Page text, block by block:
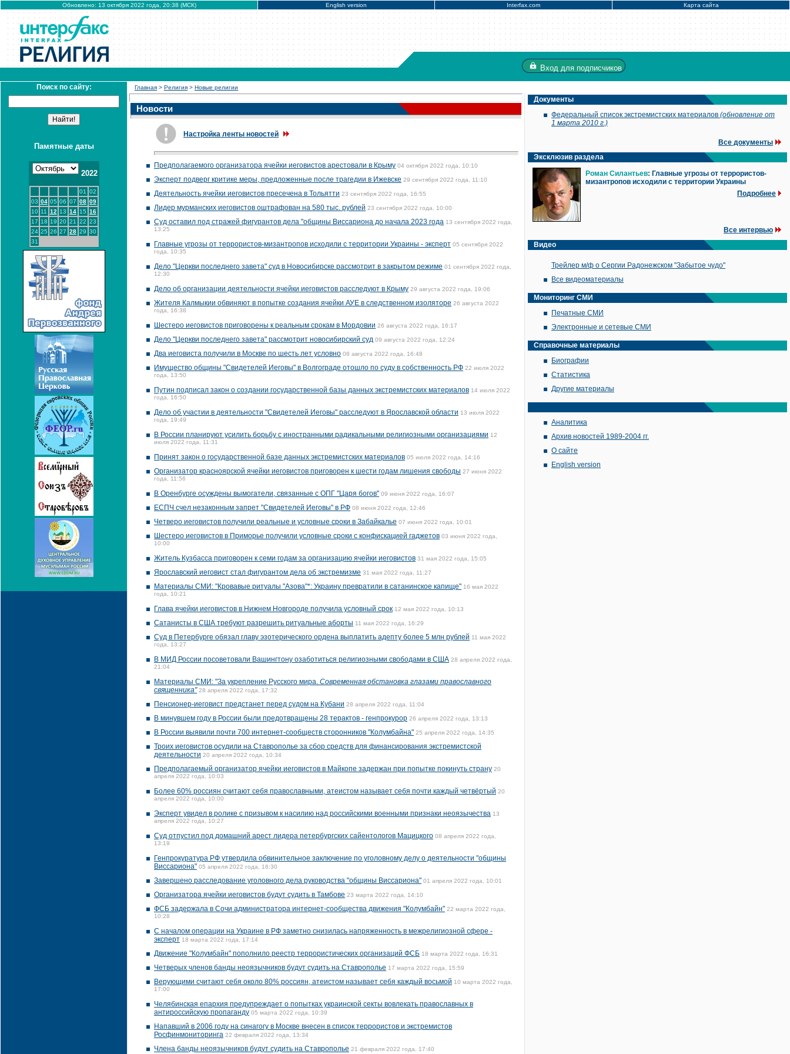
Обновлено: 13 октября 2022 года, 20:38 (МСК) English version Interfax.com Карта сайта
Вход для подписчиков
Поиск по сайту:
Памятные даты
2022
01
02
03 04 05 06 07 08 09
10 11 12 13 14 15 16
17 18 19 20 21 22 23
24 25 26 27 28 29 30
31
Главная > Религия > Новые религии
Новости
Настройка ленты новостей
Предполагаемого организатора ячейки иеговистов арестовали в Крыму 04 октября 2022 года, 10:10
Эксперт подверг критике меры, предложенные после трагедии в Ижевске 29 сентября 2022 года, 11:10
Деятельность ячейки иеговистов пресечена в Тольятти 23 сентября 2022 года, 16:55
Лидер мурманских иеговистов оштрафован на 580 тыс. рублей 23 сентября 2022 года, 10:00
Суд оставил под стражей фигурантов дела "общины Виссариона до начала 2023 года 13 сентября 2022 года,
13:25
Главные угрозы от террористов-мизантропов исходили с территории Украины - эксперт 05 сентября 2022
года, 10:35
Дело "Церкви последнего завета" суд в Новосибирске рассмотрит в закрытом режиме 01 сентября 2022 года,
12:30
Дело об организации деятельности ячейки иеговистов расследуют в Крыму 29 августа 2022 года, 19:06
Жителя Калмыкии обвиняют в попытке создания ячейки АУЕ в следственном изоляторе 26 августа 2022
года, 16:38
Шестеро иеговистов приговорены к реальным срокам в Мордовии 26 августа 2022 года, 16:17
Дело "Церкви последнего завета" рассмотрит новосибирский суд 09 августа 2022 года, 12:24
Два иеговиста получили в Москве по шесть лет условно 08 августа 2022 года, 16:48
Имущество общины "Свидетелей Иеговы" в Волгограде отошло по суду в собственность РФ 22 июля 2022
года, 13:50
Путин подписал закон о создании государственной базы данных экстремистских материалов 14 июля 2022
года, 16:50
Дело об участии в деятельности "Свидетелей Иеговы" расследуют в Ярославской области 13 июля 2022
года, 19:49
В России планируют усилить борьбу с иностранными радикальными религиозными организациями 12
июля 2022 года, 11:31
Принят закон о государственной базе данных экстремистских материалов 05 июля 2022 года, 14:16
Организатор красноярской ячейки иеговистов приговорен к шести годам лишения свободы 27 июня 2022
года, 11:56
В Оренбурге осуждены вымогатели, связанные с ОПГ "Царя богов" 09 июня 2022 года, 16:07
ЕСПЧ счел незаконным запрет "Свидетелей Иеговы" в РФ 08 июня 2022 года, 12:46
Четверо иеговистов получили реальные и условные сроки в Забайкалье 07 июня 2022 года, 10:01
Шестеро иеговистов в Приморье получили условные сроки с конфискацией гаджетов 03 июня 2022 года,
10:00
Житель Кузбасса приговорен к семи годам за организацию ячейки иеговистов 31 мая 2022 года, 15:05
Ярославский иеговист стал фигурантом дела об экстремизме 31 мая 2022 года, 11:27
Материалы СМИ: "Кровавые ритуалы "Азова"*: Украину превратили в сатанинское капище" 16 мая 2022
года, 10:21
Глава ячейки иеговистов в Нижнем Новгороде получила условный срок 12 мая 2022 года, 10:13
Сатанисты в США требуют разрешить ритуальные аборты 11 мая 2022 года, 16:29
Суд в Петербурге обязал главу эзотерического ордена выплатить адепту более 5 млн рублей 11 мая 2022
года, 13:27
В МИД России посоветовали Вашингтону озаботиться религиозными свободами в США 28 апреля 2022 года,
21:04
Материалы СМИ: "За укрепление Русского мира. Современная обстановка глазами православного
священника" 28 апреля 2022 года, 17:32
Пенсионер-иеговист предстанет перед судом на Кубани 28 апреля 2022 года, 11:04
В минувшем году в России были предотвращены 28 терактов - генпрокурор 26 апреля 2022 года, 13:13
В России выявили почти 700 интернет-сообществ сторонников "Колумбайна" 25 апреля 2022 года, 14:35
Троих иеговистов осудили на Ставрополье за сбор средств для финансирования экстремистской
деятельности 20 апреля 2022 года, 10:34
Предполагаемый организатор ячейки иеговистов в Майкопе задержан при попытке покинуть страну 20
апреля 2022 года, 10:03
Более 60% россиян считают себя православными, атеистом называет себя почти каждый четвёртый 20
апреля 2022 года, 10:00
Эксперт увидел в ролике с призывом к насилию над российскими военными признаки неоязычества 13
апреля 2022 года, 10:27
Суд отпустил под домашний арест лидера петербургских сайентологов Мацицкого 08 апреля 2022 года,
13:19
Генпрокуратура РФ утвердила обвинительное заключение по уголовному делу о деятельности "общины
Виссариона" 05 апреля 2022 года, 16:30
Завершено расследование уголовного дела руководства "общины Виссариона" 01 апреля 2022 года, 10:01
Организатора ячейки иеговистов будут судить в Тамбове 23 марта 2022 года, 14:10
ФСБ задержала в Сочи администратора интернет-сообщества движения "Колумбайн" 22 марта 2022 года,
10:28
С началом операции на Украине в РФ заметно снизилась напряженность в межрелигиозной сфере -
эксперт 18 марта 2022 года, 17:14
Движение "Колумбайн" пополнило реестр террористических организаций ФСБ 18 марта 2022 года, 16:31
Четверых членов банды неоязычников будут судить на Ставрополье 17 марта 2022 года, 15:59
Верующими считают себя около 80% россиян, атеистом называет себя каждый восьмой 10 марта 2022 года,
17:00
Челябинская епархия предупреждает о попытках украинской секты вовлекать православных в
антироссийскую пропаганду 05 марта 2022 года, 10:39
Напавший в 2006 году на синагогу в Москве внесен в список террористов и экстремистов
Росфинмониторинга 22 февраля 2022 года, 13:34
Члена банды неоязычников будут судить на Ставрополье 21 февраля 2022 года, 17:40
Документы
Федеральный список экстремистских материалов (обновление от
1 марта 2010 г.)
Все документы
Эксклюзив раздела
Роман Силантьев: Главные угрозы от террористов-
мизантропов исходили с территории Украины
Подробнее
Все интервью
Видео
Трейлер м/ф о Сергии Радонежском "Забытое чудо"
Все видеоматериалы
Мониторинг СМИ
Печатные СМИ
Электронные и сетевые СМИ
Справочные материалы
Биографии
Статистика
Другие материалы
Аналитика
Архив новостей 1989-2004 гг.
О сайте
English version